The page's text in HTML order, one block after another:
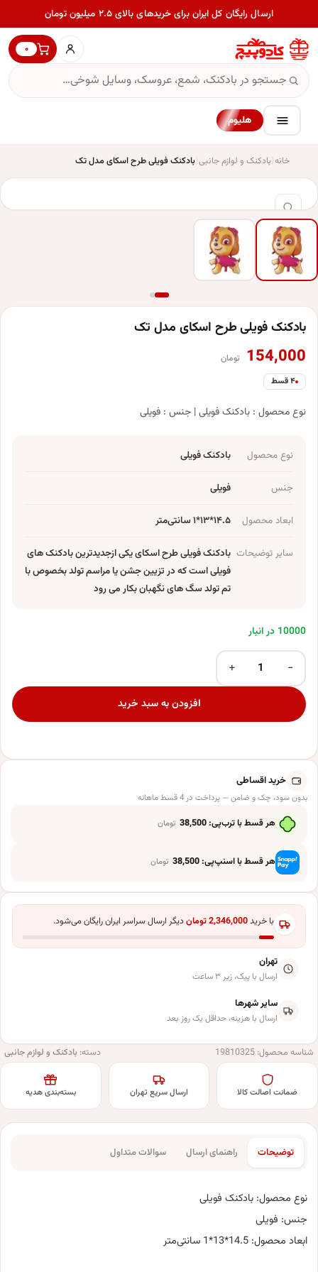
ارسال رایگان کل ایران برای خریدهای بالای ۲.۵ میلیون تومان
۰
هلیوم
خانه بادکنک و لوازم جانبی بادکنک فویلی طرح اسکای مدل تک
بادکنک فویلی طرح اسکای مدل تک
154,000 تومان
۴ قسط
نوع محصول : بادکنک فویلی | جنس : فویلی
نوع محصول بادکنک فویلی
جنس فویلی
ابعاد محصول ۱۴.۵*۱۳*۱ سانتی‌متر
سایر توضیحات بادکنک فویلی طرح اسکای یکی ازجدیدترین بادکنک های
فویلی است که در تزیین جشن یا مراسم تولد بخصوص با
تم تولد سگ های نگهبان بکار می رود
10000 در انبار
بادکنک فویلی طرح اسکای مدل تک عدد
−
+
افزودن به سبد خرید
خرید اقساطی
بدون سود، چک و ضامن — پرداخت در 4 قسط ماهانه
هر قسط با ترب‌پی:38,500 تومان
هر قسط با اسنپ‌پی:38,500 تومان
با خرید2,346,000توماندیگر ارسال سراسر ایران رایگان می‌شود.
تهران
ارسال با پیک، زیر ۳ ساعت
سایر شهرها
ارسال با هزینه، حداقل یک روز بعد
شناسه محصول: 19810325 دسته: بادکنک و لوازم جانبی
ضمانت اصالت کالا ارسال سریع تهران بسته‌بندی هدیه
توضیحات راهنمای ارسال سوالات متداول
نوع محصول: بادکنک فویلی
جنس: فویلی
ابعاد محصول: 14.5*13*1 سانتی‌متر